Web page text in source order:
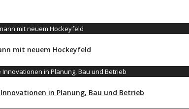
mit neuem Hockeyfeld
in Planung, Bau und Betrieb